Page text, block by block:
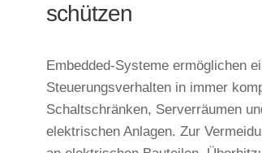
schützen
Embedded-Systeme ermöglichen
Steuerungsverhalten in immer
Schaltschränken, Serverräumen
elektrischen Anlagen. Zur